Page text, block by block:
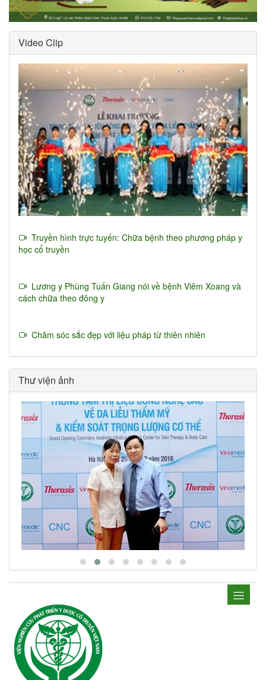
Video Clip
Truyền hình trực tuyến: Chữa bệnh theo phương pháp y
học cổ truyền
Lương y Phùng Tuấn Giang nói về bệnh Viêm Xoang và
cách chữa theo đông y
Chăm sóc sắc đẹp với liệu pháp từ thiên nhiên
Thư viện ảnh